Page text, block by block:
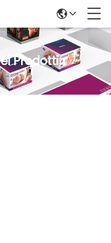
Prodotti